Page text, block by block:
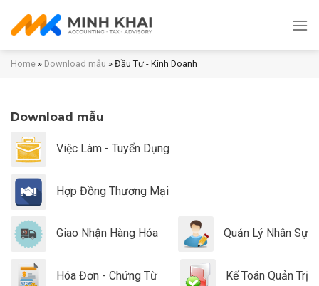
Home » Download mẫu » Đầu Tư - Kinh Doanh
Download mẫu
Việc Làm - Tuyển Dụng
Hợp Đồng Thương Mại
Giao Nhận Hàng Hóa Quản Lý Nhân Sự
Hóa Đơn - Chứng Từ Kế Toán Quản Trị